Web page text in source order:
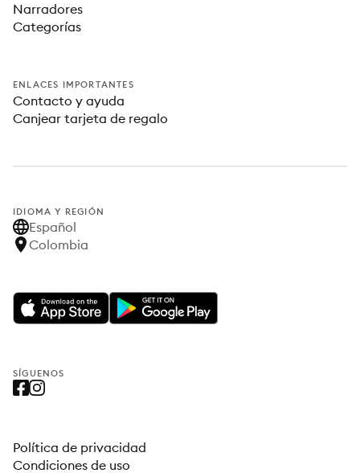
Narradores
Categorías
ENLACES IMPORTANTES
Contacto y ayuda
Canjear tarjeta de regalo
IDIOMA Y REGIÓN
Español
Colombia
SÍGUENOS
Política de privacidad
Condiciones de uso